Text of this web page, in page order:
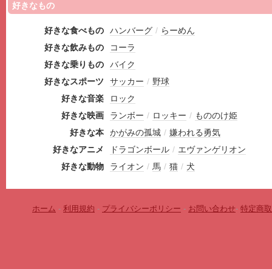
好きなもの
好きな食べもの ハンバーグ / らーめん
好きな飲みもの
コーラ
好きな乗りもの
バイク
好きなスポーツ
サッカー / 野球
好きな音楽
ロック
好きな映画
ランボー / ロッキー / もののけ姫
好きな本
かがみの孤城 / 嫌われる勇気
好きなアニメ
ドラゴンボール / エヴァンゲリオン
好きな動物
ライオン / 馬 / 猫 / 犬
ホーム - 利用規約 - プライバシーポリシー - お問い合わせ- 特定商